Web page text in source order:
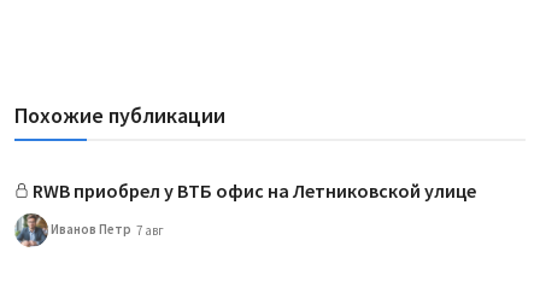
Похожие публикации
RWB приобрел у ВТБ офис на Летниковской улице
Иванов Петр 7 авг